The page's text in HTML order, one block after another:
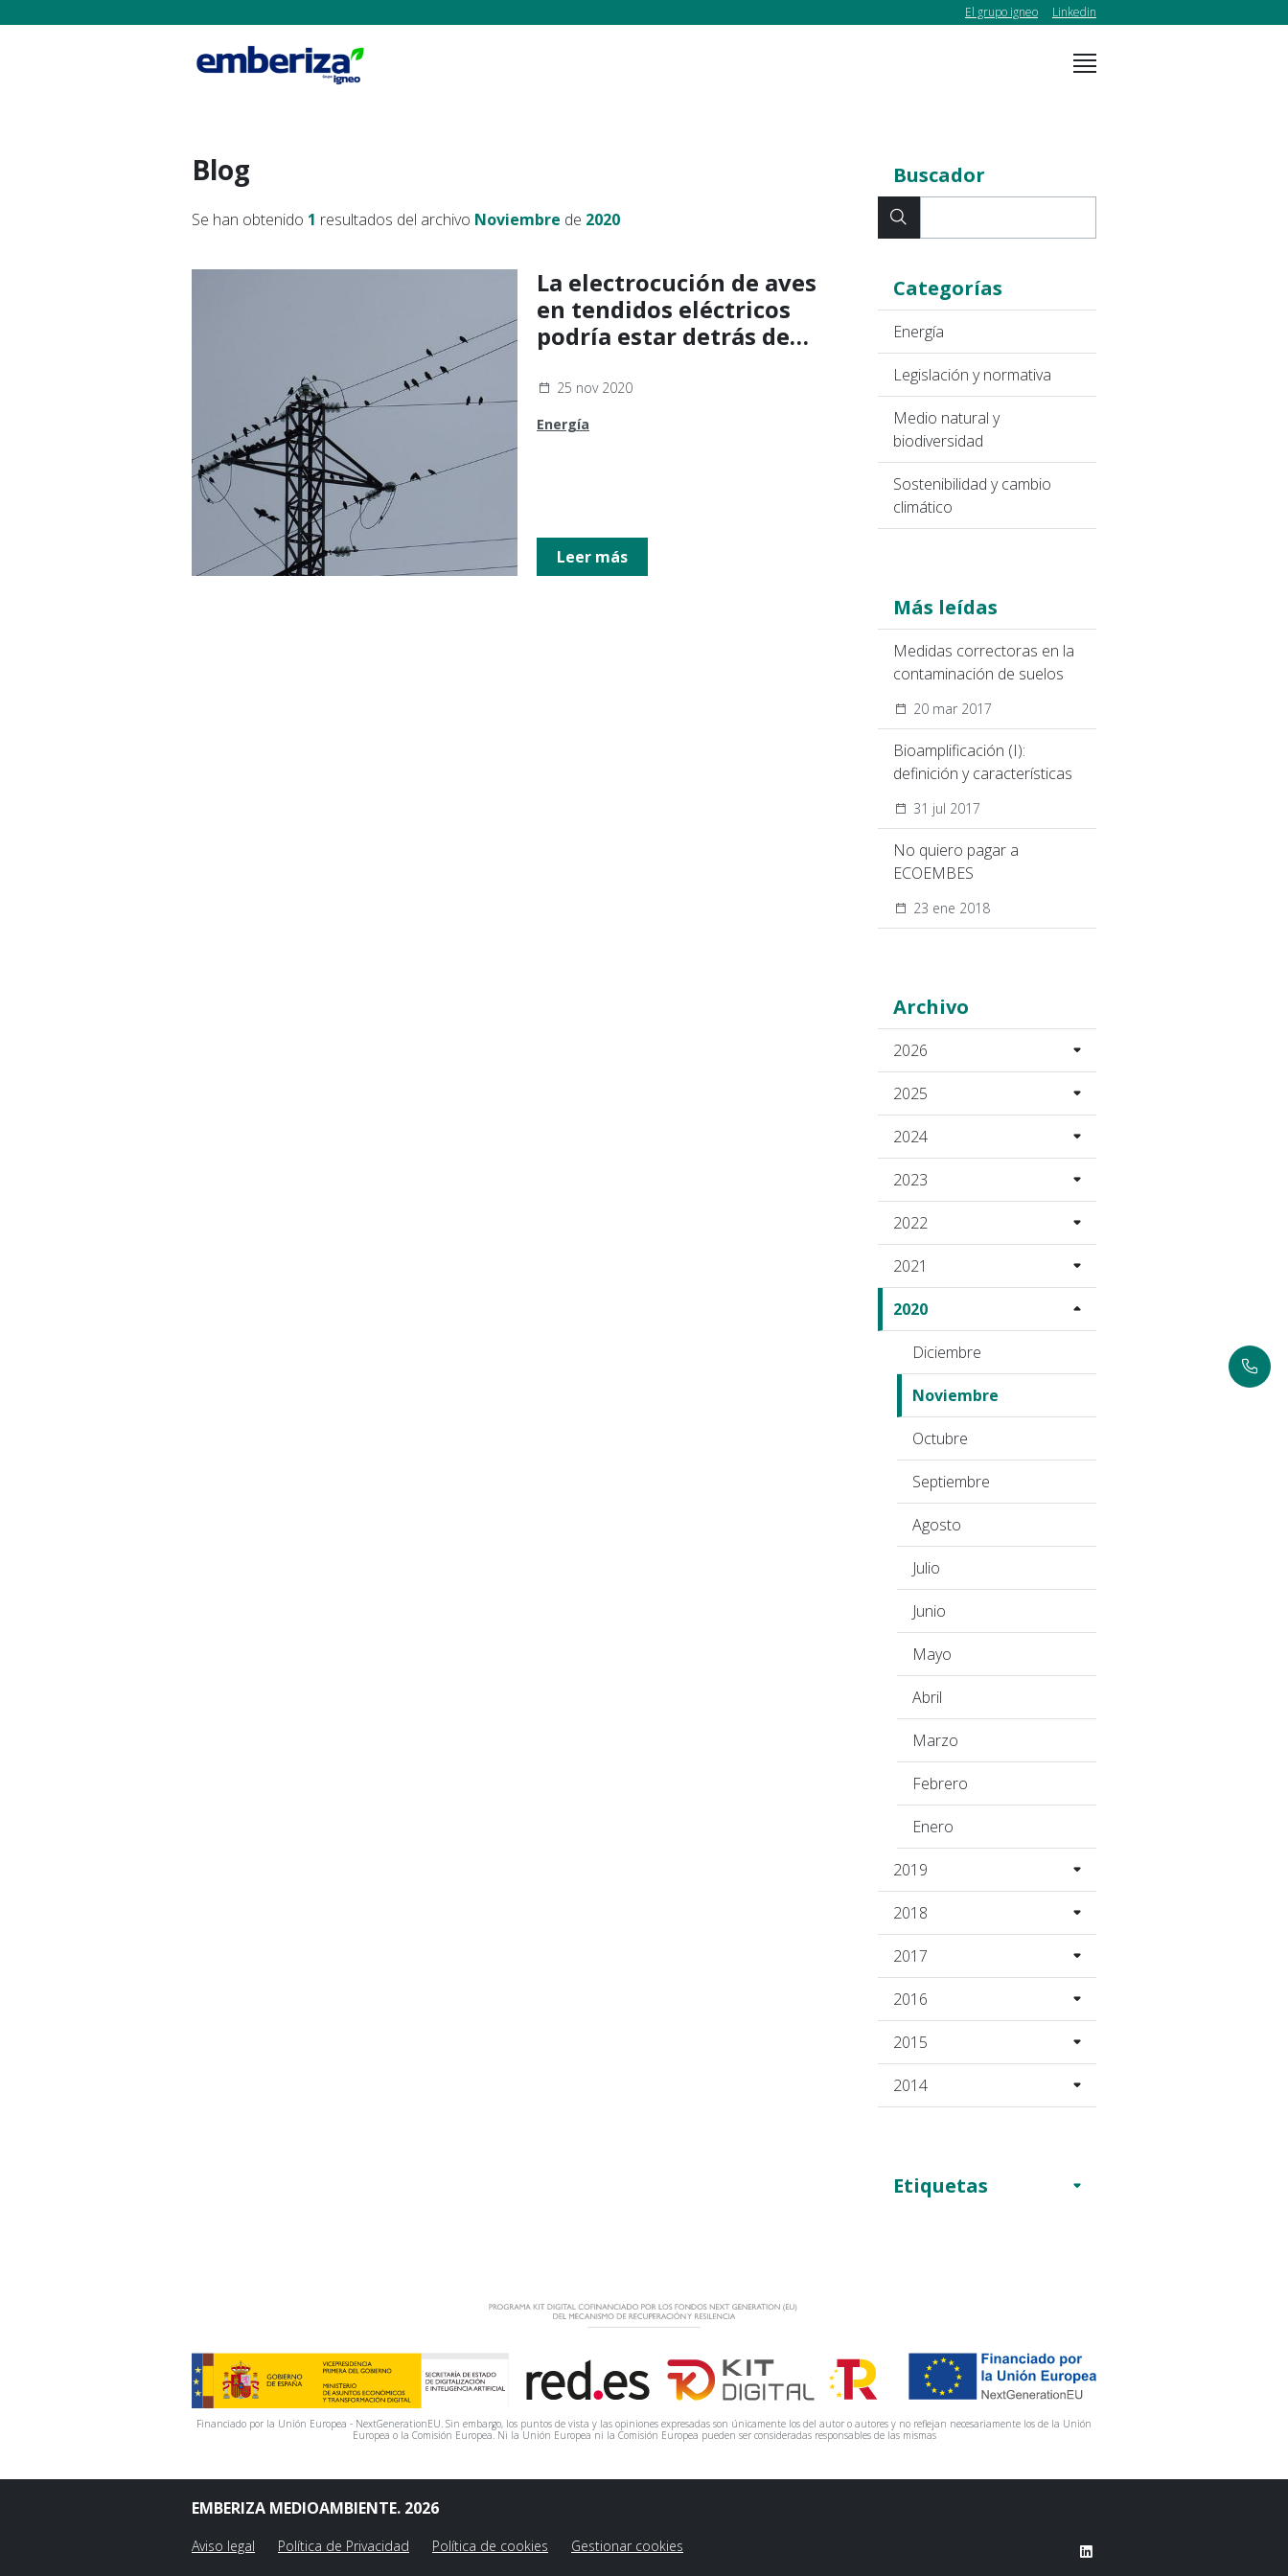
El grupo igneo Linkedin
Buscador
Categorías
Energía
Legislación y normativa
Medio natural y
biodiversidad
Sostenibilidad y cambio
climático
Más leídas
Medidas correctoras en la
contaminación de suelos
20 mar 2017
Bioamplificación (I):
definición y características
31 jul 2017
No quiero pagar a
ECOEMBES
23 ene 2018
Archivo
2026
2025
2024
2023
2022
2021
2020
Diciembre
Noviembre
Octubre
Septiembre
Agosto
Julio
Junio
Mayo
Abril
Marzo
Febrero
Enero
2019
2018
2017
2016
2015
2014
Etiquetas
Blog
Se han obtenido 1 resultados del archivo Noviembre de 2020
La electrocución de aves
en tendidos eléctricos
podría estar detrás de
forestales
25 nov 2020
Energía
Leer más
Financiado por la Unión Europea - NextGenerationEU. Sin embargo, los puntos de vista y las opiniones expresadas son únicamente los del autor o autores y no reflejan necesariamente los de la Unión
Europea o la Comisión Europea. Ni la Unión Europea ni la Comisión Europea pueden ser consideradas responsables de las mismas
EMBERIZA MEDIOAMBIENTE. 2026
Aviso legal Política de Privacidad Política de cookies Gestionar cookies